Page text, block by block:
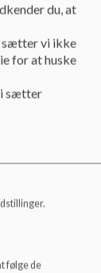
for at
udbytte af
til
om
Det er
både hvor
Feedback fra
og
kan give
du, at
sætter vi ikke
for at huske
sætter
følge de